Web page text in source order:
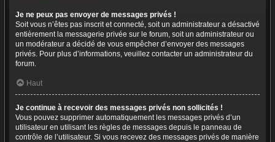
Je ne peux pas envoyer de messages privés !
Soit vous n’êtes pas inscrit et connecté, soit un administrateur a désactivé
entièrement la messagerie privée sur le forum, soit un administrateur ou
un modérateur a décidé de vous empêcher d’envoyer des messages
privés. Pour plus d’informations, veuillez contacter un administrateur du
forum.
Haut
Je continue à recevoir des messages privés non sollicités !
Vous pouvez supprimer automatiquement les messages privés d’un
utilisateur en utilisant les règles de messages depuis le panneau de
contrôle de l’utilisateur. Si vous recevez des messages privés de manière